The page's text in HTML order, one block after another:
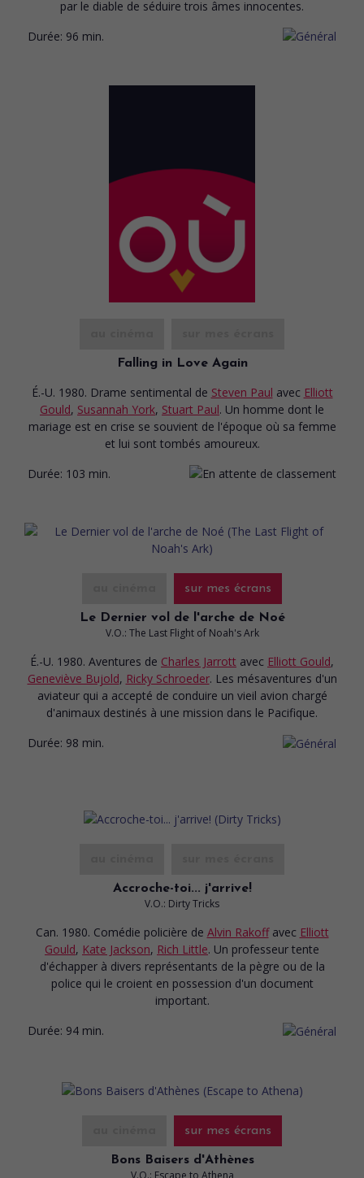
par le diable de séduire trois âmes innocentes.
Durée: 96 min.
Falling in Love Again
É.-U. 1980. Drame sentimental de Steven Paul avec Elliott
Gould, Susannah York, Stuart Paul. Un homme dont le
mariage est en crise se souvient de l'époque où sa femme
et lui sont tombés amoureux.
Durée: 103 min.
sur mes écrans
Le Dernier vol de l'arche de Noé
V.O.: The Last Flight of Noah's Ark
É.-U. 1980. Aventures de Charles Jarrott avec Elliott Gould,
Geneviève Bujold, Ricky Schroeder. Les mésaventures d'un
aviateur qui a accepté de conduire un vieil avion chargé
d'animaux destinés à une mission dans le Pacifique.
Durée: 98 min.
Accroche-toi... j'arrive!
V.O.: Dirty Tricks
Can. 1980. Comédie policière de Alvin Rakoff avec Elliott
Gould, Kate Jackson, Rich Little. Un professeur tente
d'échapper à divers représentants de la pègre ou de la
police qui le croient en possession d'un document
important.
Durée: 94 min.
sur mes écrans
Bons Baisers d'Athènes
V.O.: Escape to Athena